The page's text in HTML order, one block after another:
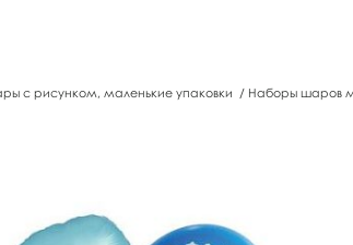
с рисунком, маленькие упаковки / Наборы шаров